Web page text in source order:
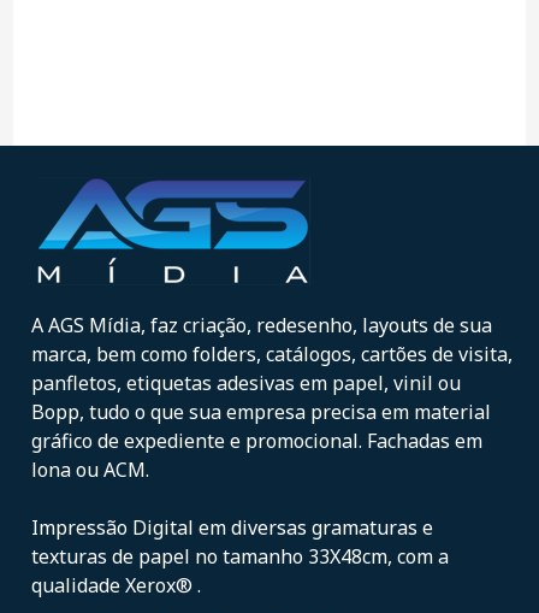
A AGS Mídia, faz criação, redesenho, layouts de sua
marca, bem como folders, catálogos, cartões de visita,
panfletos, etiquetas adesivas em papel, vinil ou
Bopp, tudo o que sua empresa precisa em material
gráfico de expediente e promocional. Fachadas em
lona ou ACM.
Impressão Digital em diversas gramaturas e
texturas de papel no tamanho 33X48cm, com a
qualidade Xerox® .